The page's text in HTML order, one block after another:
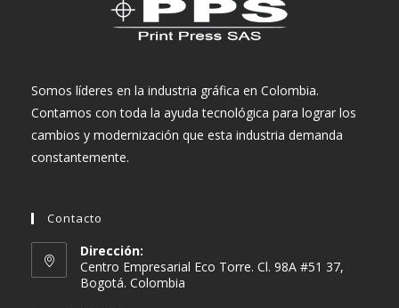
Somos líderes en la industria gráfica en Colombia.
Contamos con toda la ayuda tecnológica para lograr los
cambios y modernización que esta industria demanda
constantemente.
Contacto
Dirección:
Centro Empresarial Eco Torre. Cl. 98A #51 37,
Bogotá. Colombia